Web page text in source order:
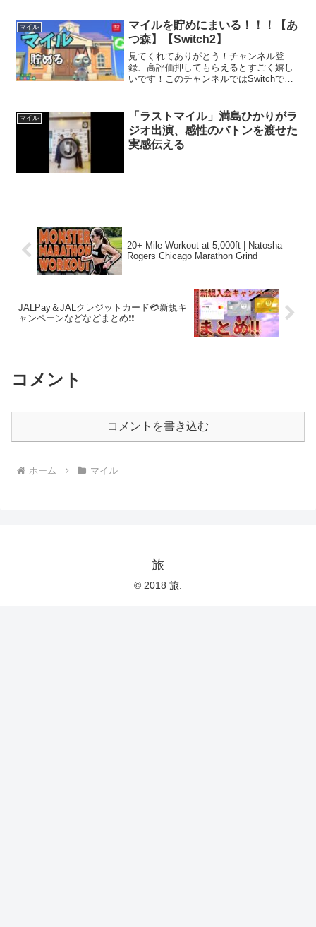
ていないネタバレ、攻略法のコメントは
お控えください。(逆に質問...
マイル
マイルを貯めにまいる！！！【あ
つ森】【Switch2】
見てくれてありがとう！チャンネル登
録、高評価押してもらえるとすごく嬉し
いです！このチャンネルではSwitchで遊
登録していろんなゲームを一緒に楽しん
でいこう！※配信...
マイル
「ラストマイル」満島ひかりがラ
ジオ出演、感性のバトンを渡せた
実感伝える
20+ Mile Workout at 5,000ft | Natosha
Rogers Chicago Marathon Grind
JALPay＆JALクレジットカード💳新規キ
ャンペーンなどなどまとめ❗️❗️
コメント
コメントを書き込む
ホーム マイル
旅
© 2018 旅.